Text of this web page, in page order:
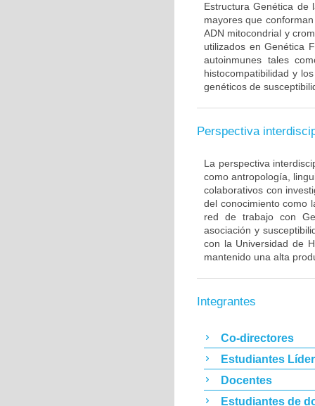
Estructura Genética de
mayores que
ADN mitocondrial y
utilizados en Genética
autoinmunes tales
histocompatibilidad y
genéticos de
Perspectiva
La perspectiva
como antropología,
colaborativos con
del conocimiento como
red de trabajo con
asociación y
con la Universidad de
mantenido una alta
Integrantes
Co-directores
Estudiantes
Docentes
Estudiantes de